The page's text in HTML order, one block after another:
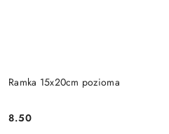
Ramka 15x20cm pozioma
Cena:
8.50